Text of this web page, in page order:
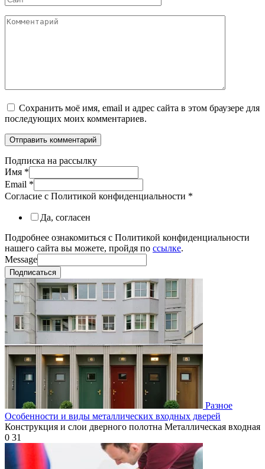
Комментарий
Сохранить моё имя, email и адрес сайта в этом браузере для
последующих моих комментариев.
Подписка на рассылку
Имя *
Email *
Согласие с Политикой конфиденциальности *
Да, согласен
Подробнее ознакомиться с Политикой конфиденциальности
нашего сайта вы можете, пройдя по ссылке.
Message
Подписаться
Разное
Особенности и виды металлических входных дверей
Конструкция и слои дверного полотна Металлическая входная
0 31